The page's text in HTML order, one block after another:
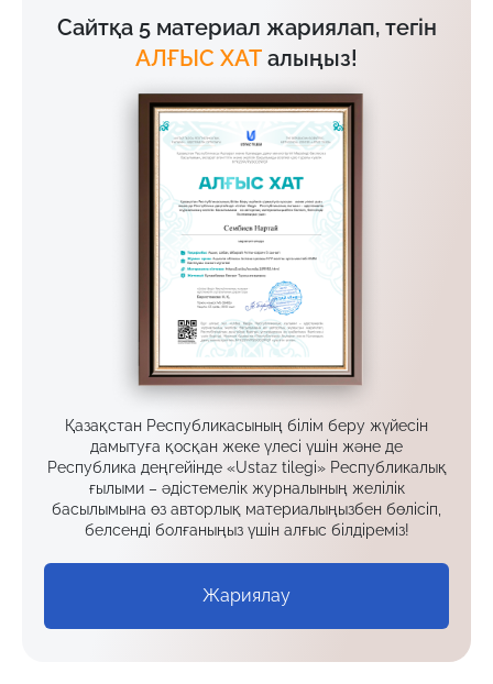
Сайтқа 5 материал жариялап, тегін
АЛҒЫС ХАТ алыңыз!
Қазақстан Республикасының білім беру жүйесін
дамытуға қосқан жеке үлесі үшін және де
Республика деңгейінде «Ustaz tilegi» Республикалық
ғылыми – әдістемелік журналының желілік
басылымына өз авторлық материалыңызбен бөлісіп,
белсенді болғаныңыз үшін алғыс білдіреміз!
Жариялау